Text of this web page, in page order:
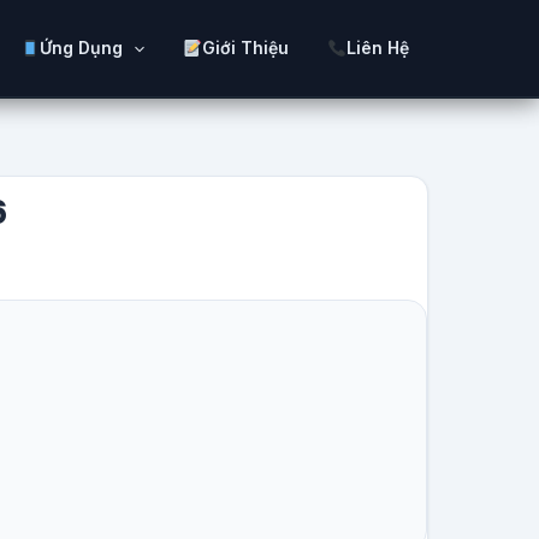
Ứng Dụng Giới Thiệu Liên Hệ